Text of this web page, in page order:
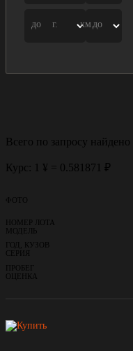
до г. до
км.
Всего по запросу найдено
Курс: 1 ¥ = 0.581871 ₽
ФОТО
НОМЕР ЛОТА
МОДЕЛЬ
ГОД, КУЗОВ
СЕРИЯ
ПРОБЕГ
ОЦЕНКА